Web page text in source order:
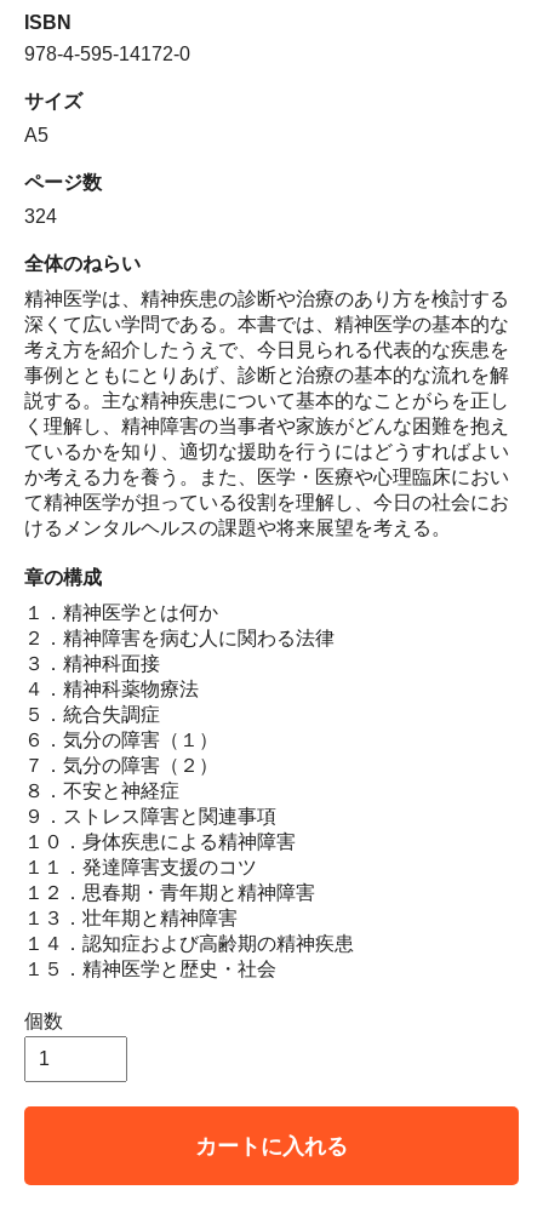
ISBN
978-4-595-14172-0
サイズ
A5
ページ数
324
全体のねらい
精神医学は、精神疾患の診断や治療のあり方を検討する
深くて広い学問である。本書では、精神医学の基本的な
考え方を紹介したうえで、今日見られる代表的な疾患を
事例とともにとりあげ、診断と治療の基本的な流れを解
説する。主な精神疾患について基本的なことがらを正し
く理解し、精神障害の当事者や家族がどんな困難を抱え
ているかを知り、適切な援助を行うにはどうすればよい
か考える力を養う。また、医学・医療や心理臨床におい
て精神医学が担っている役割を理解し、今日の社会にお
けるメンタルヘルスの課題や将来展望を考える。
章の構成
１．精神医学とは何か
２．精神障害を病む人に関わる法律
３．精神科面接
４．精神科薬物療法
５．統合失調症
６．気分の障害（１）
７．気分の障害（２）
８．不安と神経症
９．ストレス障害と関連事項
１０．身体疾患による精神障害
１１．発達障害支援のコツ
１２．思春期・青年期と精神障害
１３．壮年期と精神障害
１４．認知症および高齢期の精神疾患
１５．精神医学と歴史・社会
個数
カートに入れる